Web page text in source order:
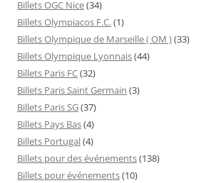
Billets OGC Nice(34)
Billets Olympiacos F.C.(1)
Billets Olympique de Marseille ( OM )(33)
Billets Olympique Lyonnais(44)
Billets Paris FC(32)
Billets Paris Saint Germain (3)
Billets Paris SG(37)
Billets Pays Bas(4)
Billets Portugal(4)
Billets pour des événements(138)
Billets pour événements(10)